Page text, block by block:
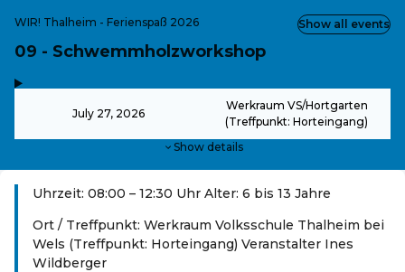
WIR! Thalheim - Ferienspaß 2026
09 - Schwemmholzworkshop
July 27, 2026
Werkraum VS/Hortgarten
(Treffpunkt: Horteingang)
Show details
Show all events
Uhrzeit: 08:00 – 12:30 Uhr Alter: 6 bis 13 Jahre
Ort / Treffpunkt: Werkraum Volksschule Thalheim bei
Wels (Treffpunkt: Horteingang) Veranstalter Ines
Wildberger